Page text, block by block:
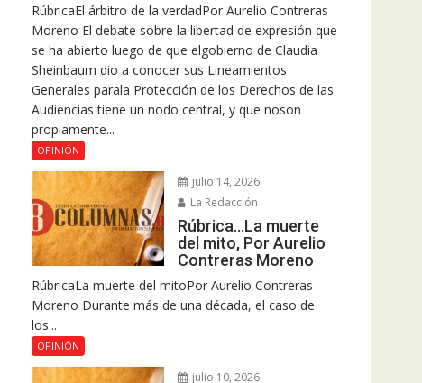
RúbricaEl árbitro de la verdadPor Aurelio Contreras
Moreno El debate sobre la libertad de expresión que
se ha abierto luego de que elgobierno de Claudia
Sheinbaum dio a conocer sus Lineamientos
Generales parala Protección de los Derechos de las
Audiencias tiene un nodo central, y que noson
propiamente...
OPINIÓN
julio 14, 2026
La Redacción
Rúbrica…La muerte
del mito, Por Aurelio
Contreras Moreno
RúbricaLa muerte del mitoPor Aurelio Contreras
Moreno Durante más de una década, el caso de
los...
OPINIÓN
julio 10, 2026